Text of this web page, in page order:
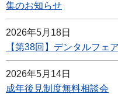
集のお知らせ
2026年5月18日
【第38回】デンタルフェ
2026年5月14日
成年後見制度無料相談会